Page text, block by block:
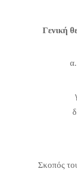
Γενική
Σκοπός